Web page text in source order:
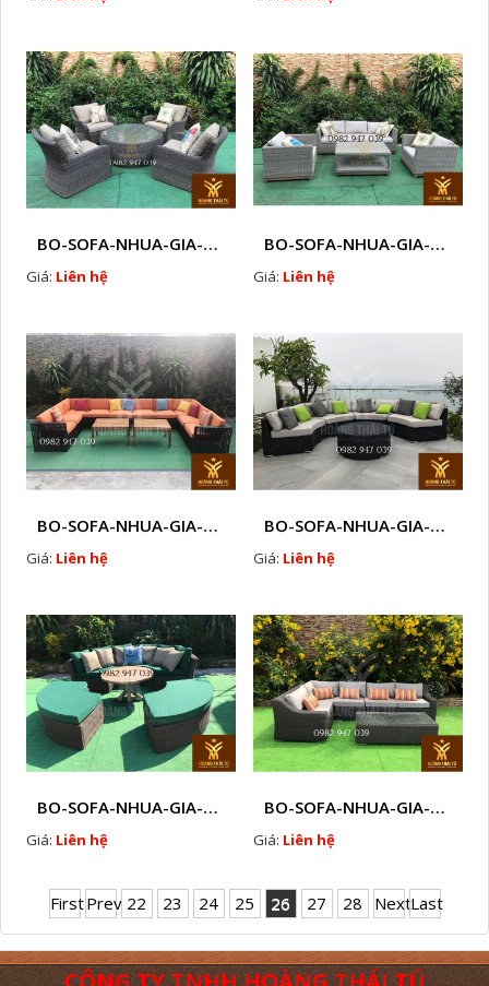
BO-SOFA-NHUA-GIA-MAY-NGOAI-TROI-I12
Giá: Liên hệ
BO-SOFA-NHUA-GIA-MAY-NGOAI-TROI-I13
Giá: Liên hệ
BO-SOFA-NHUA-GIA-MAY-NGOAI-TROI-I14
Giá: Liên hệ
BO-SOFA-NHUA-GIA-MAY-NGOAI-TROI-I15
Giá: Liên hệ
BO-SOFA-NHUA-GIA-MAY-NGOAI-TROI-I16
Giá: Liên hệ
BO-SOFA-NHUA-GIA-MAY-NGOAI-TROI-I17
Giá: Liên hệ
FirstPrev 22 23 24 25 26 27 28 NextLast